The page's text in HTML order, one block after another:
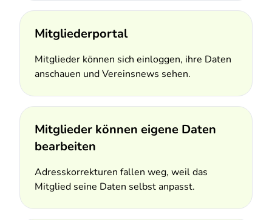
Mitgliederportal
Mitglieder können sich einloggen, ihre Daten
anschauen und Vereinsnews sehen.
Mitglieder können eigene Daten
bearbeiten
Adresskorrekturen fallen weg, weil das
Mitglied seine Daten selbst anpasst.